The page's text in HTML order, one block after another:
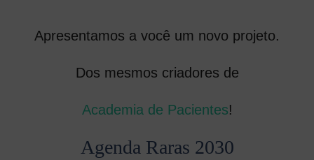
Apresentamos a você um novo projeto.
Dos mesmos criadores de
Academia de Pacientes!
Agenda Raras 2030